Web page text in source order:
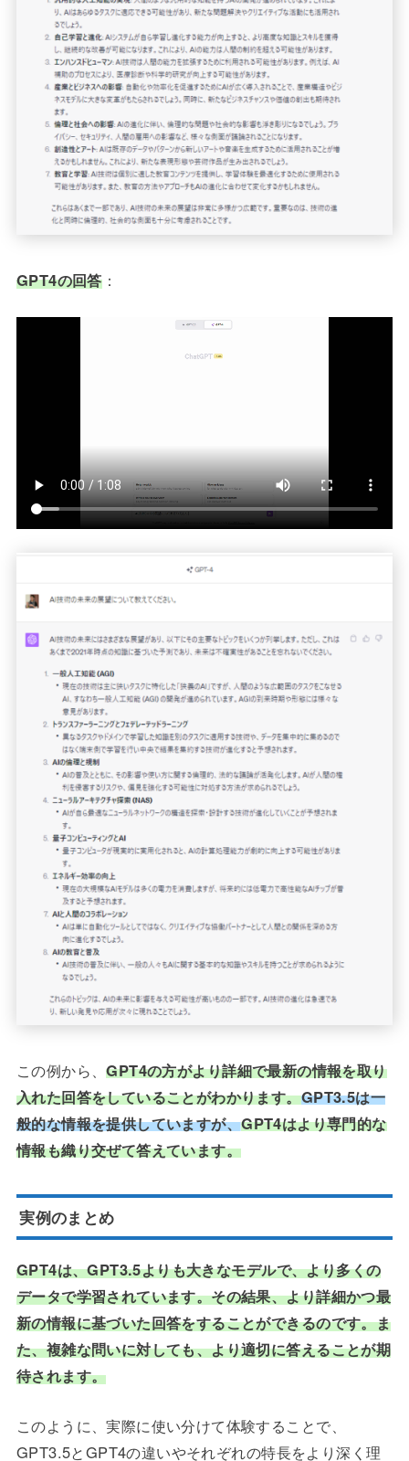
GPT4の回答：
この例から、GPT4の方がより詳細で最新の情報を取り
入れた回答をしていることがわかります。GPT3.5は一
般的な情報を提供していますが、GPT4はより専門的な
情報も織り交ぜて答えています。
実例のまとめ
GPT4は、GPT3.5よりも大きなモデルで、より多くの
データで学習されています。その結果、より詳細かつ最
新の情報に基づいた回答をすることができるのです。ま
た、複雑な問いに対しても、より適切に答えることが期
待されます。
このように、実際に使い分けて体験することで、
GPT3.5とGPT4の違いやそれぞれの特長をより深く理